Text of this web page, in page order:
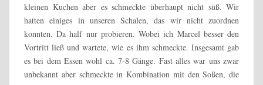
kleinen Kuchen aber es schmeckte überhaupt nicht süß. Wir
hatten einiges in unseren Schalen, das wir nicht zuordnen
konnten. Da half nur probieren. Wobei ich Marcel besser den
Vortritt ließ und wartete, wie es ihm schmeckte. Insgesamt gab
es bei dem Essen wohl ca. 7-8 Gänge. Fast alles war uns zwar
unbekannt aber schmeckte in Kombination mit den Soßen, die